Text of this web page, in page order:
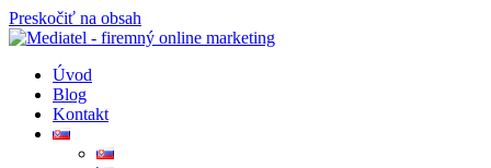
Preskočiť na obsah
Úvod
Blog
Kontakt